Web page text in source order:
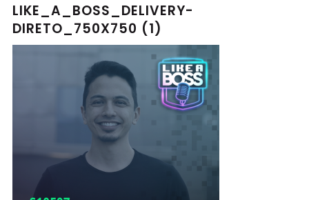
LIKE_A_BOSS_DELIVERY-
DIRETO_750X750 (1)